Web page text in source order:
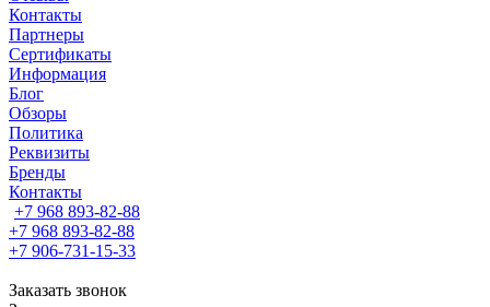
Контакты
Партнеры
Сертификаты
Информация
Блог
Обзоры
Политика
Реквизиты
Бренды
Контакты
+7 968 893-82-88
+7 968 893-82-88
+7 906-731-15-33
Заказать звонок